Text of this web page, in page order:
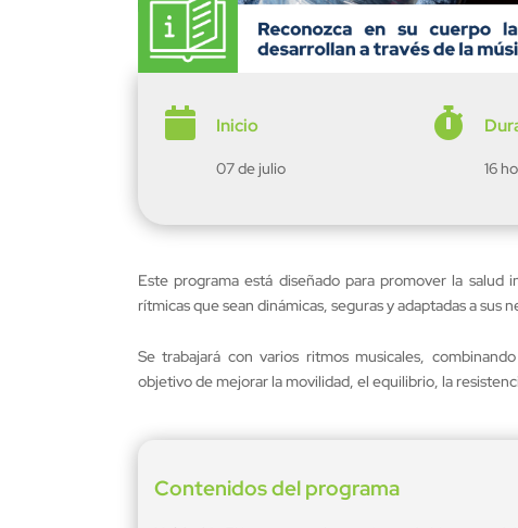
 Inicio
07 de julio

16
Este programa está diseñado para promover la
rítmicas que sean dinámicas, seguras y adaptadas a sus
Se trabajará con varios ritmos musicales,
objetivo de mejorar la movilidad, el equilibrio, la
Contenidos del programa